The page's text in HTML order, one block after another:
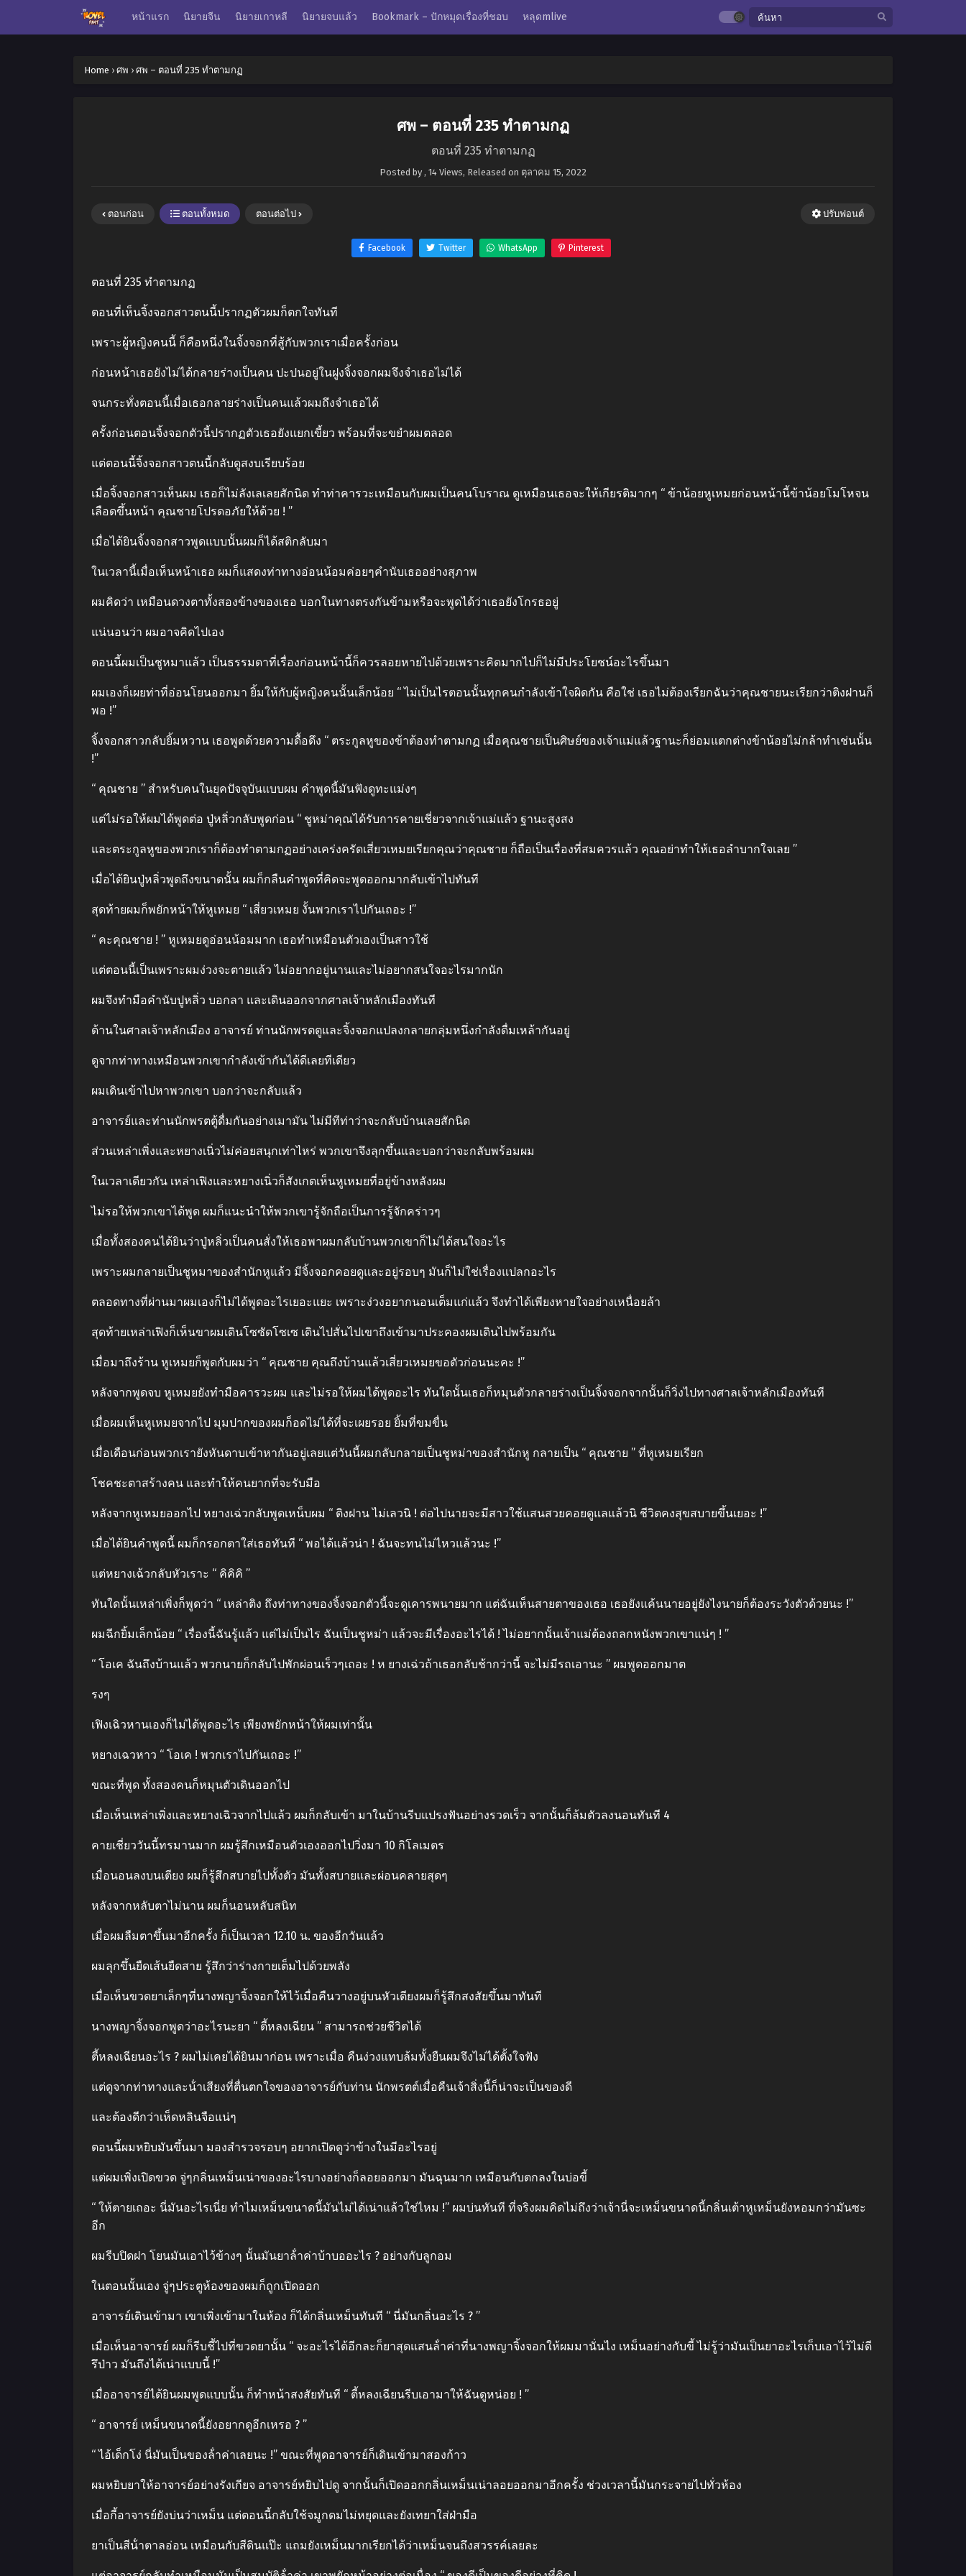
หน้าแรก นิยายจีน นิยายเกาหลี นิยายจบแล้ว Bookmark – ปักหมุดเรื่องที่ชอบ หลุดmlive
Home › ศพ › ศพ – ตอนที่ 235 ทําตามกฏ
ศพ – ตอนที่ 235 ทําตามกฏ
ตอนที่ 235 ทําตามกฏ
Posted by , 14 Views, Released on ตุลาคม 15, 2022
ตอนก่อน ตอนทั้งหมด ตอนต่อไป ปรับฟอนต์
Facebook Twitter WhatsApp Pinterest
ตอนที่ 235 ทําตามกฏ
ตอนที่เห็นจิ้งจอกสาวตนนี้ปรากฏตัวผมก็ตกใจทันที
เพราะผู้หญิงคนนี้ ก็คือหนึ่งในจิ้งจอกที่สู้กับพวกเราเมื่อครั้งก่อน
ก่อนหน้าเธอยังไม่ได้กลายร่างเป็นคน ปะปนอยู่ในฝูงจิ้งจอกผมจึงจําเธอไม่ได้
จนกระทั่งตอนนี้เมื่อเธอกลายร่างเป็นคนแล้วผมถึงจําเธอได้
ครั้งก่อนตอนจิ้งจอกตัวนี้ปรากฏตัวเธอยังแยกเขี้ยว พร้อมที่จะขยําผมตลอด
แต่ตอนนี้จิ้งจอกสาวตนนี้กลับดูสงบเรียบร้อย
เมื่อจิ้งจอกสาวเห็นผม เธอก็ไม่ลังเลเลยสักนิด ทําท่าคารวะเหมือนกับผมเป็นคนโบราณ ดูเหมือนเธอจะให้เกียรติมากๆ “ ข้าน้อยหูเหมยก่อนหน้านี้ข้าน้อยโมโหจน
เลือดขึ้นหน้า คุณชายโปรดอภัยให้ด้วย ! ”
เมื่อได้ยินจิ้งจอกสาวพูดแบบนั้นผมก็ได้สติกลับมา
ในเวลานี้เมื่อเห็นหน้าเธอ ผมก็แสดงท่าทางอ่อนน้อมค่อยๆคํานับเธออย่างสุภาพ
ผมคิดว่า เหมือนดวงตาทั้งสองข้างของเธอ บอกในทางตรงกันข้ามหรือจะพูดได้ว่าเธอยังโกรธอยู่
แน่นอนว่า ผมอาจคิดไปเอง
ตอนนี้ผมเป็นชูหมาแล้ว เป็นธรรมดาที่เรื่องก่อนหน้านี้ก็ควรลอยหายไปด้วยเพราะคิดมากไปก็ไม่มีประโยชน์อะไรขึ้นมา
ผมเองก็เผยท่าที่อ่อนโยนออกมา ยิ้มให้กับผู้หญิงคนนั้นเล็กน้อย “ ไม่เป็นไรตอนนั้นทุกคนกําลังเข้าใจผิดกัน คือใช่ เธอไม่ต้องเรียกฉันว่าคุณชายนะเรียกว่าติงฝานก็
พอ !”
จิ้งจอกสาวกลับยิ้มหวาน เธอพูดด้วยความดื้อดึง “ ตระกูลหูของข้าต้องทําตามกฏ เมื่อคุณชายเป็นศิษย์ของเจ้าแม่แล้วฐานะก็ย่อมแตกต่างข้าน้อยไม่กล้าทําเช่นนั้น
!”
“ คุณชาย ” สําหรับคนในยุคปัจจุบันแบบผม คําพูดนี้มันฟังดูทะแม่งๆ
แต่ไม่รอให้ผมได้พูดต่อ ปู่หลิ่วกลับพูดก่อน “ ชูหม่าคุณได้รับการคายเชี่ยวจากเจ้าแม่แล้ว ฐานะสูงสง
และตระกูลหูของพวกเราก็ต้องทําตามกฏอย่างเคร่งครัดเสี่ยวเหมยเรียกคุณว่าคุณชาย ก็ถือเป็นเรื่องที่สมควรแล้ว คุณอย่าทําให้เธอลําบากใจเลย ”
เมื่อได้ยินปู่หลิ่วพูดถึงขนาดนั้น ผมก็กลืนคําพูดที่คิดจะพูดออกมากลับเข้าไปทันที
สุดท้ายผมก็พยักหน้าให้หูเหมย “ เสี่ยวเหมย งั้นพวกเราไปกันเถอะ !”
“ คะคุณชาย ! ” หูเหมยดูอ่อนน้อมมาก เธอทําเหมือนตัวเองเป็นสาวใช้
แต่ตอนนี้เป็นเพราะผมง่วงจะตายแล้ว ไม่อยากอยู่นานและไม่อยากสนใจอะไรมากนัก
ผมจึงทํามือคํานับปูหลิ่ว บอกลา และเดินออกจากศาลเจ้าหลักเมืองทันที
ด้านในศาลเจ้าหลักเมือง อาจารย์ ท่านนักพรตตูและจิ้งจอกแปลงกลายกลุ่มหนึ่งกําลังดื่มเหล้ากันอยู่
ดูจากท่าทางเหมือนพวกเขากําลังเข้ากันได้ดีเลยทีเดียว
ผมเดินเข้าไปหาพวกเขา บอกว่าจะกลับแล้ว
อาจารย์และท่านนักพรตตู้ดื่มกันอย่างเมามัน ไม่มีทีท่าว่าจะกลับบ้านเลยสักนิด
ส่วนเหล่าเพิ่งและหยางเนิ่วไม่ค่อยสนุกเท่าไหร่ พวกเขาจึงลุกขึ้นและบอกว่าจะกลับพร้อมผม
ในเวลาเดียวกัน เหล่าเฟิงและหยางเนิ่วก็สังเกตเห็นหูเหมยที่อยู่ข้างหลังผม
ไม่รอให้พวกเขาได้พูด ผมก็แนะนําให้พวกเขารู้จักถือเป็นการรู้จักคร่าวๆ
เมื่อทั้งสองคนได้ยินว่าปู่หลิ่วเป็นคนสั่งให้เธอพาผมกลับบ้านพวกเขาก็ไม่ได้สนใจอะไร
เพราะผมกลายเป็นชูหมาของสํานักหูแล้ว มีจิ้งจอกคอยดูและอยู่รอบๆ มันก็ไม่ใช่เรื่องแปลกอะไร
ตลอดทางที่ผ่านมาผมเองก็ไม่ได้พูดอะไรเยอะแยะ เพราะง่วงอยากนอนเต็มแก่แล้ว จึงทําได้เพียงหายใจอย่างเหนื่อยล้า
สุดท้ายเหล่าเฟิงก็เห็นขาผมเดินโซซัดโซเซ เดินไปสั่นไปเขาถึงเข้ามาประคองผมเดินไปพร้อมกัน
เมื่อมาถึงร้าน หูเหมยก็พูดกับผมว่า “ คุณชาย คุณถึงบ้านแล้วเสี่ยวเหมยขอตัวก่อนนะคะ !”
หลังจากพูดจบ หูเหมยยังทํามือคารวะผม และไม่รอให้ผมได้พูดอะไร ทันใดนั้นเธอก็หมุนตัวกลายร่างเป็นจิ้งจอกจากนั้นก็วิ่งไปทางศาลเจ้าหลักเมืองทันที
เมื่อผมเห็นหูเหมยจากไป มุมปากของผมก็อดไม่ได้ที่จะเผยรอย ยิ้มที่ขมขื่น
เมื่อเดือนก่อนพวกเรายังหันดาบเข้าหากันอยู่เลยแต่วันนี้ผมกลับกลายเป็นชูหม่าของสํานักหู กลายเป็น “ คุณชาย ” ที่หูเหมยเรียก
โชคชะตาสร้างคน และทําให้คนยากที่จะรับมือ
หลังจากหูเหมยออกไป หยางเฉ่วกลับพูดเหน็บผม “ ติงฝาน ไม่เลวนิ ! ต่อไปนายจะมีสาวใช้แสนสวยคอยดูแลแล้วนิ ชีวิตคงสุขสบายขึ้นเยอะ !”
เมื่อได้ยินคําพูดนี้ ผมก็กรอกตาใส่เธอทันที “ พอได้แล้วน่า ! ฉันจะทนไม่ไหวแล้วนะ !”
แต่หยางเฉ้วกลับหัวเราะ “ คิคิคิ ”
ทันใดนั้นเหล่าเพิ่งก็พูดว่า “ เหล่าติง ถึงท่าทางของจิ้งจอกตัวนี้จะดูเคารพนายมาก แต่ฉันเห็นสายตาของเธอ เธอยังแค้นนายอยู่ยังไงนายก็ต้องระวังตัวด้วยนะ !”
ผมฉีกยิ้มเล็กน้อย “ เรื่องนี้ฉันรู้แล้ว แต่ไม่เป็นไร ฉันเป็นชูหม่า แล้วจะมีเรื่องอะไรได้ ! ไม่อยากนั้นเจ้าแม่ต้องถลกหนังพวกเขาแน่ๆ ! ”
“ โอเค ฉันถึงบ้านแล้ว พวกนายก็กลับไปพักผ่อนเร็วๆเถอะ ! ห ยางเฉ่วถ้าเธอกลับช้ากว่านี้ จะไม่มีรถเอานะ ” ผมพูดออกมาต
รงๆ
เฟิงเฉิวหานเองก็ไม่ได้พูดอะไร เพียงพยักหน้าให้ผมเท่านั้น
หยางเฉวหาว “ โอเค ! พวกเราไปกันเถอะ !”
ขณะที่พูด ทั้งสองคนก็หมุนตัวเดินออกไป
เมื่อเห็นเหล่าเพิ่งและหยางเฉิวจากไปแล้ว ผมก็กลับเข้า มาในบ้านรีบแปรงฟันอย่างรวดเร็ว จากนั้นก็ล้มตัวลงนอนทันที 4
คายเชี่ยววันนี้ทรมานมาก ผมรู้สึกเหมือนตัวเองออกไปวิ่งมา 10 กิโลเมตร
เมื่อนอนลงบนเตียง ผมก็รู้สึกสบายไปทั้งตัว มันทั้งสบายและผ่อนคลายสุดๆ
หลังจากหลับตาไม่นาน ผมก็นอนหลับสนิท
เมื่อผมลืมตาขึ้นมาอีกครั้ง ก็เป็นเวลา 12.10 น. ของอีกวันแล้ว
ผมลุกขึ้นยืดเส้นยืดสาย รู้สึกว่าร่างกายเต็มไปด้วยพลัง
เมื่อเห็นขวดยาเล็กๆที่นางพญาจิ้งจอกให้ไว้เมื่อคืนวางอยู่บนหัวเตียงผมก็รู้สึกสงสัยขึ้นมาทันที
นางพญาจิ้งจอกพูดว่าอะไรนะยา “ ตี้หลงเฉียน ” สามารถช่วยชีวิตได้
ตี้หลงเฉียนอะไร ? ผมไม่เคยได้ยินมาก่อน เพราะเมื่อ คืนง่วงแทบล้มทั้งยืนผมจึงไม่ได้ตั้งใจฟัง
แต่ดูจากท่าทางและน้ําเสียงที่ตื่นตกใจของอาจารย์กับท่าน นักพรตต์เมื่อคืนเจ้าสิ่งนี้ก็น่าจะเป็นของดี
และต้องดีกว่าเห็ดหลินจือแน่ๆ
ตอนนี้ผมหยิบมันขึ้นมา มองสํารวจรอบๆ อยากเปิดดูว่าข้างในมีอะไรอยู่
แต่ผมเพิ่งเปิดขวด จู่ๆกลิ่นเหม็นเน่าของอะไรบางอย่างก็ลอยออกมา มันฉุนมาก เหมือนกับตกลงในบ่อขี้
“ ให้ตายเถอะ นี่มันอะไรเนี่ย ทําไมเหม็นขนาดนี้มันไม่ได้เน่าแล้วใช่ไหม !” ผมบ่นทันที ที่จริงผมคิดไม่ถึงว่าเจ้านี่จะเหม็นขนาดนี้กลิ่นเต้าหูเหม็นยังหอมกว่ามันซะ
อีก
ผมรีบปิดฝา โยนมันเอาไว้ข้างๆ นั้นมันยาล้ําค่าบ้าบออะไร ? อย่างกับลูกอม
ในตอนนั้นเอง จู่ๆประตูห้องของผมก็ถูกเปิดออก
อาจารย์เดินเข้ามา เขาเพิ่งเข้ามาในห้อง ก็ได้กลิ่นเหม็นทันที “ นี่มันกลิ่นอะไร ? ”
เมื่อเห็นอาจารย์ ผมก็รีบชี้ไปที่ขวดยานั้น “ จะอะไรได้อีกละก็ยาสุดแสนล้ําค่าที่นางพญาจิ้งจอกให้ผมมานั่นไง เหม็นอย่างกับขี้ ไม่รู้ว่ามันเป็นยาอะไรเก็บเอาไว้ไม่ดี
รึป่าว มันถึงได้เน่าแบบนี้ !”
เมื่ออาจารย์ได้ยินผมพูดแบบนั้น ก็ทําหน้าสงสัยทันที “ ตี้หลงเฉียนรีบเอามาให้ฉันดูหน่อย ! ”
“ อาจารย์ เหม็นขนาดนี้ยังอยากดูอีกเหรอ ? ”
“ ไอ้เด็กโง่ นี่มันเป็นของล้ําค่าเลยนะ !” ขณะที่พูดอาจารย์ก็เดินเข้ามาสองก้าว
ผมหยิบยาให้อาจารย์อย่างรังเกียจ อาจารย์หยิบไปดู จากนั้นก็เปิดออกกลิ่นเหม็นเน่าลอยออกมาอีกครั้ง ช่วงเวลานี้มันกระจายไปทั่วห้อง
เมื่อกี้อาจารย์ยังบ่นว่าเหม็น แต่ตอนนี้กลับใช้จมูกดมไม่หยุดและยังเทยาใส่ฝ่ามือ
ยาเป็นสีน้ําตาลอ่อน เหมือนกับสีดินแป๊ะ แถมยังเหม็นมากเรียกได้ว่าเหม็นจนถึงสวรรค์เลยละ